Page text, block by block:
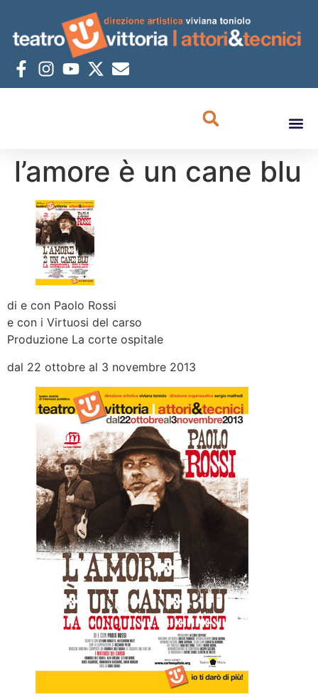
l’amore è un cane blu
di e con Paolo Rossi
e con i Virtuosi del carso
Produzione La corte ospitale
dal 22 ottobre al 3 novembre 2013